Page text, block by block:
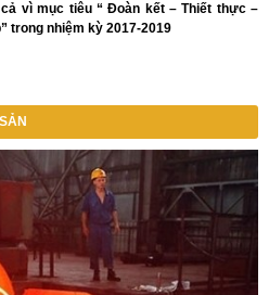
cả vì mục tiêu “ Đoàn kết – Thiết thực –
trong nhiệm kỳ 2017-2019